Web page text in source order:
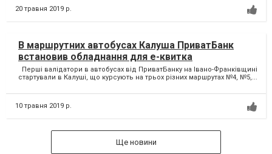
20 травня 2019 р.
В маршрутних автобусах Калуша ПриватБанк
встановив обладнання для е-квитка
Перші валідатори в автобусах від ПриватБанку на Івано-Франківщині
стартували в Калуші, що курсують на трьох різних маршрутах №4, №5,...
10 травня 2019 р.
Ще новини